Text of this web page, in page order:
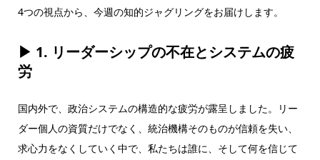
4つの視点から、今週の知的ジャグリングをお届けします。
▶ 1. リーダーシップの不在とシステムの疲
労
国内外で、政治システムの構造的な疲労が露呈しました。リー
ダー個人の資質だけでなく、統治機構そのものが信頼を失い、
求心力をなくしていく中で、私たちは誰に、そして何を信じて